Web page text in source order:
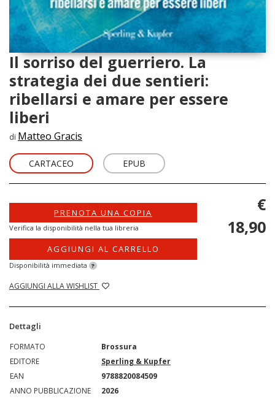
Il sorriso del guerriero. La
strategia dei due sentieri:
ribellarsi e amare per essere
liberi
di Matteo Gracis
CARTACEO EPUB
PRENOTA UNA COPIA
Verifica la disponibilità nella tua libreria
AGGIUNGI AL CARRELLO
Disponibilità immediata ?
AGGIUNGI ALLA WISHLIST
€
18,90
Dettagli
FORMATO
Brossura
EDITORE
Sperling & Kupfer
EAN
9788820084509
ANNO PUBBLICAZIONE
2026